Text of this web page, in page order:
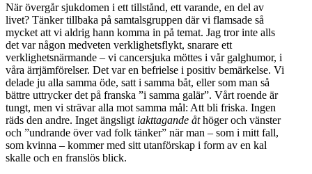
När övergår sjukdomen i ett tillstånd, ett varande, en del av
livet? Tänker tillbaka på samtalsgruppen där vi flamsade så
mycket att vi aldrig hann komma in på temat. Jag tror inte alls
det var någon medveten verklighetsflykt, snarare ett
verklighetsnärmande – vi cancersjuka möttes i vår galghumor, i
våra ärrjämförelser. Det var en befrielse i positiv bemärkelse. Vi
delade ju alla samma öde, satt i samma båt, eller som man så
bättre uttrycker det på franska ”i samma galär”. Vårt roende är
tungt, men vi strävar alla mot samma mål: Att bli friska. Ingen
räds den andre. Inget ängsligt iakttagande åthöger och vänster
och ”undrande över vad folk tänker” när man – som i mitt fall,
som kvinna – kommer med sitt utanförskap i form av en kal
skalle och en franslös blick.